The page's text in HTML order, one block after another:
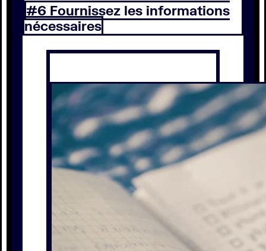
#6 Fournissez les informations
nécessaires